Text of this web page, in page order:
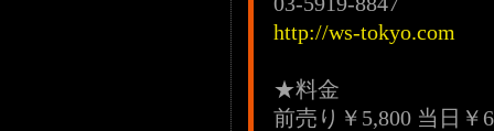
http://ws-tokyo.com
★料金
前売り￥5,800 当日￥